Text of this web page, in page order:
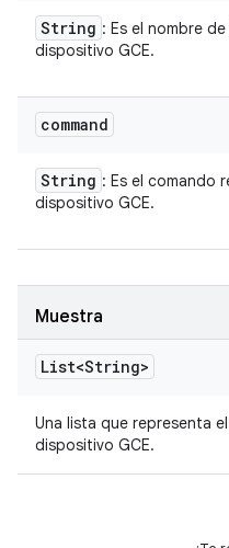
String : Es el nombre
dispositivo GCE.
command
String : Es el comando
dispositivo GCE.
Muestra
List<String>
Una lista que representa
dispositivo GCE.